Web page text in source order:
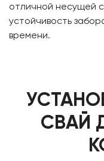
отличной несущей
устойчивость
времени.
СВАЙ